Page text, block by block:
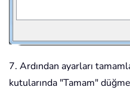
7. Ardından ayarları
kutularında "Tamam"